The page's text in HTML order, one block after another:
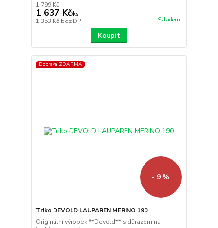
1 799 Kč
1 637 Kč/ks
1 353 Kč bez DPH Skladem
Koupit
Doprava ZDARMA
- 9 %
Triko DEVOLD LAUPAREN MERINO 190
Originální výrobek **Devold** s důrazem na